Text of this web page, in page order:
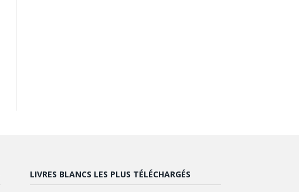
LIVRES BLANCS LES PLUS TÉLÉCHARGÉS